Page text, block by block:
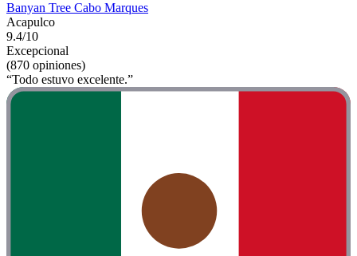
Banyan Tree Cabo Marques
Acapulco
9.4/10
Excepcional
(870 opiniones)
“Todo estuvo excelente.”